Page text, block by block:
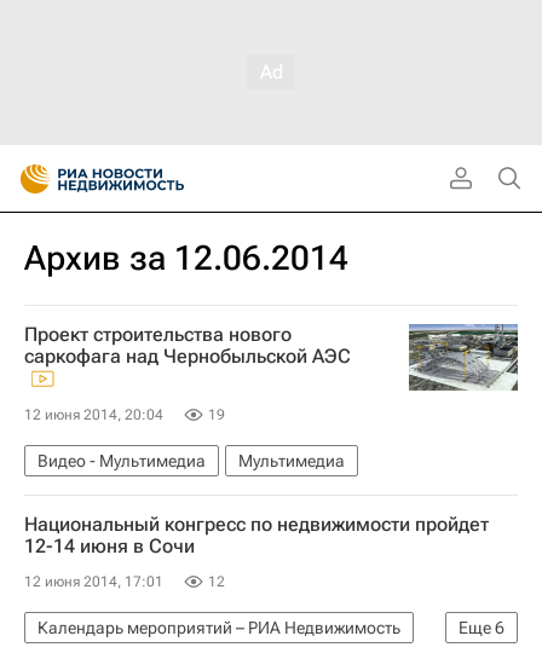
Архив за 12.06.2014
Проект строительства нового
саркофага над Чернобыльской АЭС
12 июня 2014, 20:04 19
Видео - Мультимедиа Мультимедиа
Национальный конгресс по недвижимости пройдет
12-14 июня в Сочи
12 июня 2014, 17:01 12
Еще6
Календарь мероприятий – РИА Недвижимость